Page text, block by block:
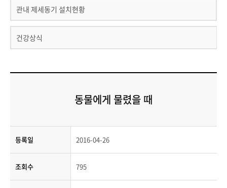
관내 제세동기 설치현황
건강상식
동물에게 물렸을 때
등록일 2016-04-26
조회수 795